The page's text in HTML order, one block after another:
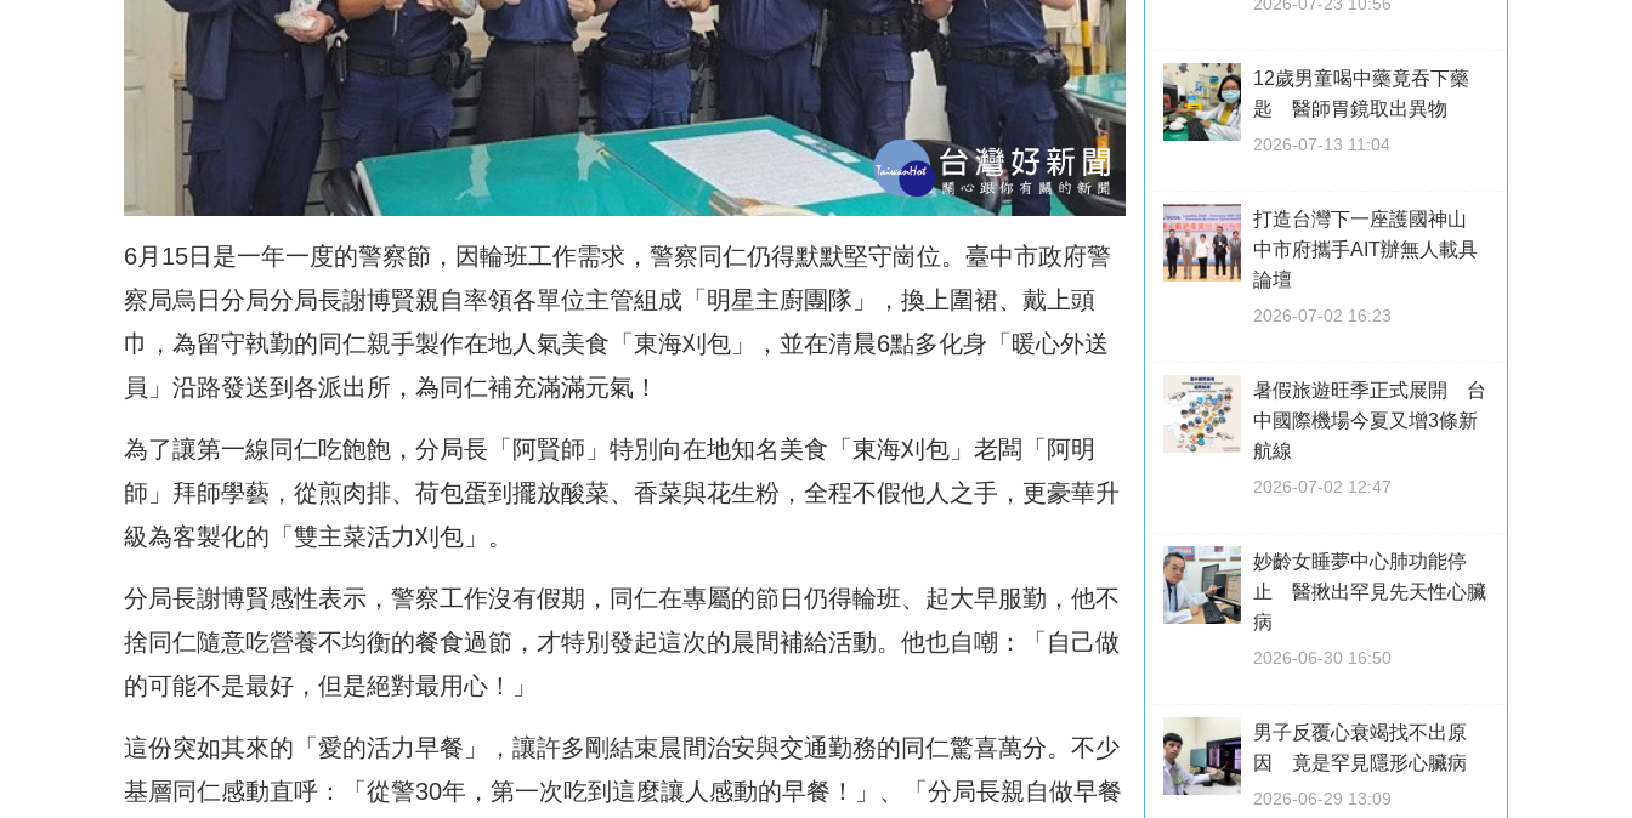
6月15日是一年一度的警察節，因輪班工作需求， 警察同仁仍得默默堅守崗位。 臺中市政府警
察局烏日分局分局長謝博賢親自率領各單位主管組成「 明星主廚團隊」，換上圍裙、戴上頭
巾， 為留守執勤的同仁親手製作在地人氣美食「東海刈包」， 並在清晨6點多化身「暖心外送
員」沿路發送到各派出所， 為同仁補充滿滿元氣！
為了讓第一線同仁吃飽飽，分局長「阿賢師」 特別向在地知名美食「東海刈包」老闆「阿明
師」拜師學藝， 從煎肉排、荷包蛋到擺放酸菜、香菜與花生粉，全程不假他人之手， 更豪華升
級為客製化的「雙主菜活力刈包」。
分局長謝博賢感性表示，警察工作沒有假期， 同仁在專屬的節日仍得輪班、起大早服勤， 他不
捨同仁隨意吃營養不均衡的餐食過節， 才特別發起這次的晨間補給活動。他也自嘲：「 自己做
的可能不是最好，但是絕對最用心！」
這份突如其來的「愛的活力早餐」， 讓許多剛結束晨間治安與交通勤務的同仁驚喜萬分。 不少
基層同仁感動直呼：「從警30年， 第一次吃到這麼讓人感動的早餐！」、「分局長親自做早餐
12歲男童喝中藥竟吞下藥
匙 醫師胃鏡取出異物
2026-07-13 11:04
打造台灣下一座護國神山
中市府攜手AIT辦無人載具
論壇
2026-07-02 16:23
暑假旅遊旺季正式展開 台
中國際機場今夏又增3條新
航線
2026-07-02 12:47
妙齡女睡夢中心肺功能停
止 醫揪出罕見先天性心臟
病
2026-06-30 16:50
男子反覆心衰竭找不出原
因 竟是罕見隱形心臟病
2026-06-29 13:09